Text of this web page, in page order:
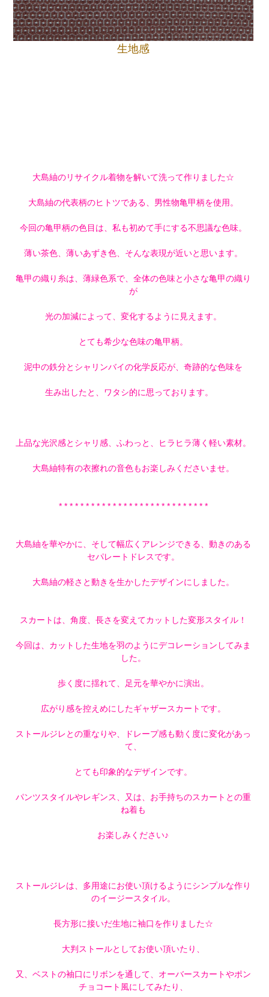
生地感
大島紬のリサイクル着物を解いて洗って作りました☆
大島紬の代表柄のヒトツである、男性物亀甲柄を使用。
今回の亀甲柄の色目は、私も初めて手にする不思議な色味。
薄い茶色、薄いあずき色、そんな表現が近いと思います。
亀甲の織り糸は、薄緑色系で、全体の色味と小さな亀甲の織り
が
光の加減によって、変化するように見えます。
とても希少な色味の亀甲柄。
泥中の鉄分とシャリンバイの化学反応が、奇跡的な色味を
生み出したと、ワタシ的に思っております。
上品な光沢感とシャリ感、ふわっと、ヒラヒラ薄く軽い素材。
大島紬特有の衣擦れの音色もお楽しみくださいませ。
* * * * * * * * * * * * * * * * * * * * * * * * * * * *
大島紬を華やかに、そして幅広くアレンジできる、動きのある
セパレートドレスです。
大島紬の軽さと動きを生かしたデザインにしました。
スカートは、角度、長さを変えてカットした変形スタイル！
今回は、カットした生地を羽のようにデコレーションしてみま
した。
歩く度に揺れて、足元を華やかに演出。
広がり感を控えめにしたギャザースカートです。
ストールジレとの重なりや、ドレープ感も動く度に変化があっ
て、
とても印象的なデザインです。
パンツスタイルやレギンス、又は、お手持ちのスカートとの重
ね着も
お楽しみください♪
ストールジレは、多用途にお使い頂けるようにシンプルな作り
のイージースタイル。
長方形に接いだ生地に袖口を作りました☆
大判ストールとしてお使い頂いたり、
又、ベストの袖口にリボンを通して、オーバースカートやポン
チョコート風にしてみたり、